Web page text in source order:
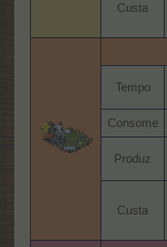
Custa​
Tempo​
Consome​
Produz​
Custa​